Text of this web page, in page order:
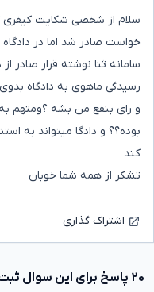
سلام از شخصی شکایت
خواست صادر شد اما در
سامانه ثنا نوشته قرار
رسیدگی ماهوی به دادگاه
و رای بنفع من بشه ؟ومتهم به
بوده؟؟ و دادگا میتواند به
کند
تشکر از همه شما خوبان
اشتراک گذاری
۲۰ پاسخ برای این سوال ثبت شده